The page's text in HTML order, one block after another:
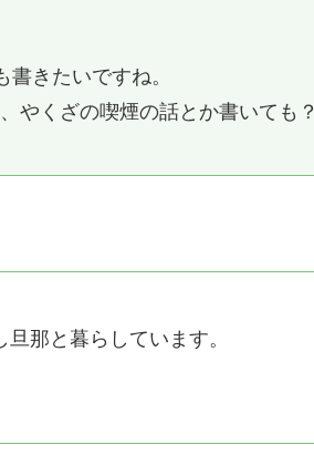
きたいですね。
やくざの喫煙の話とか書いても？
那と暮らしています。